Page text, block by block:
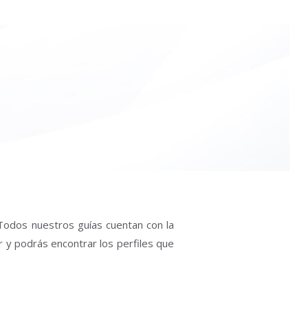
nuestros guías cuentan con la
y podrás encontrar los perfiles que